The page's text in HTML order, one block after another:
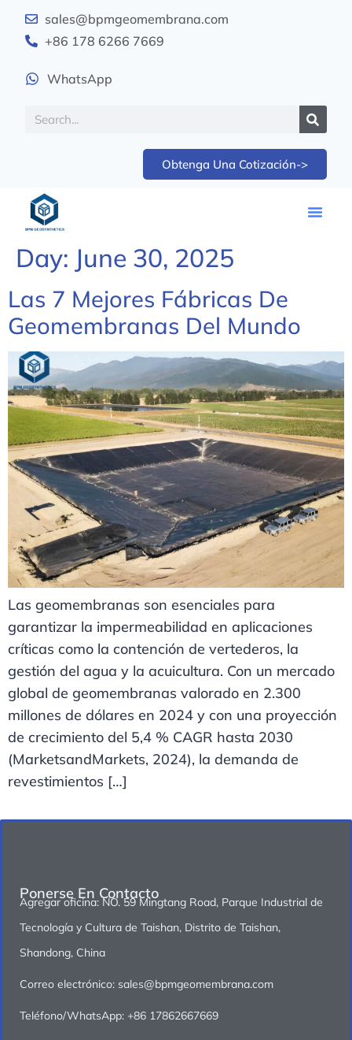
sales@bpmgeomembrana.com
+86 178 6266 7669
WhatsApp
Obtenga Una Cotización->
Day: June 30, 2025
Las 7 Mejores Fábricas De
Geomembranas Del Mundo
Las geomembranas son esenciales para
garantizar la impermeabilidad en aplicaciones
críticas como la contención de vertederos, la
gestión del agua y la acuicultura. Con un mercado
global de geomembranas valorado en 2.300
millones de dólares en 2024 y con una proyección
de crecimiento del 5,4 % CAGR hasta 2030
(MarketsandMarkets, 2024), la demanda de
revestimientos […]
Ponerse En Contacto
Agregar oficina: NO. 59 Mingtang Road, Parque Industrial de
Tecnología y Cultura de Taishan, Distrito de Taishan,
Shandong, China
Correo electrónico: sales@bpmgeomembrana.com
Teléfono/WhatsApp: +86 17862667669